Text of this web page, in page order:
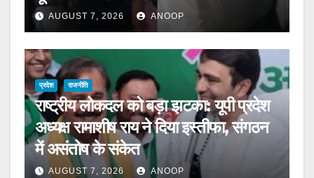
AUGUST 7, 2026 ANOOP
प्रदेश राजनीति
राष्ट्रीय लोकदल को बड़ा झटका: यूपी प्रदेश
अध्यक्ष रामाशीष राय ने दिया इस्तीफा, संगठन
में असंतोष के संकेत
AUGUST 7, 2026 ANOOP